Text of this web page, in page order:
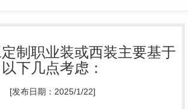
制职业装或西装主要基于
以下几点考虑：
[发布日期：2025/1/22]